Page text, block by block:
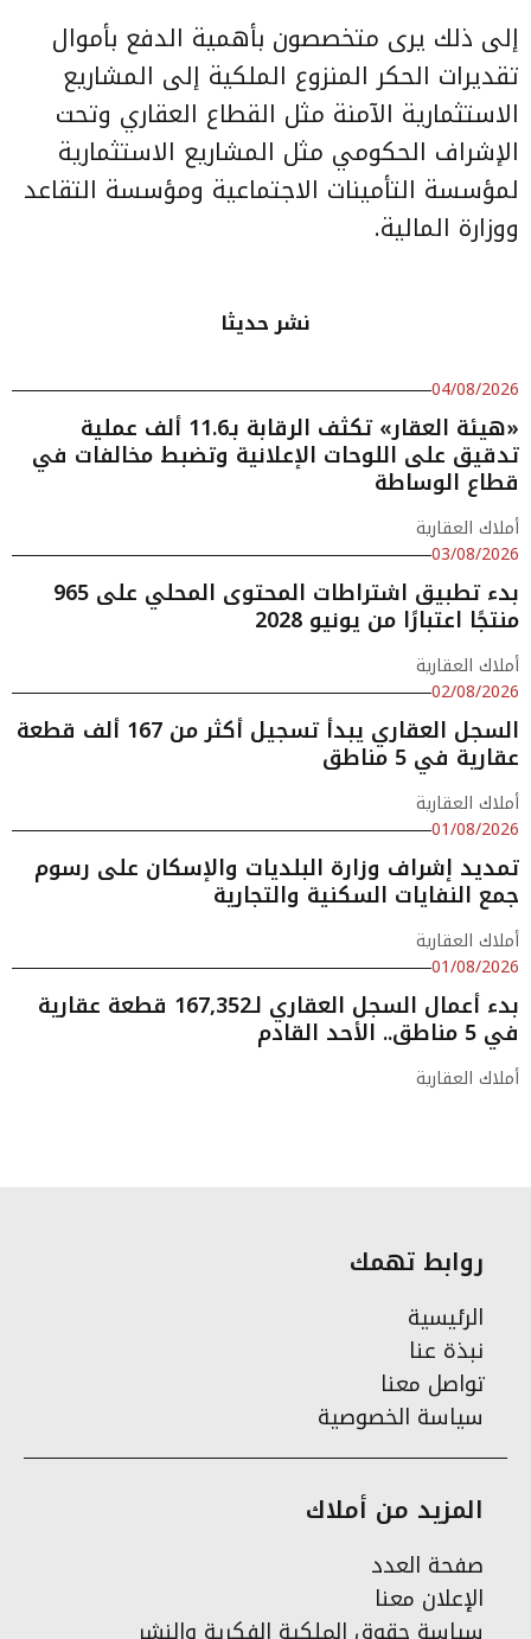
إلى ذلك يرى متخصصون بأهمية الدفع بأموال
تقديرات الحكر المنزوع الملكية إلى المشاريع
الاستثمارية الآمنة مثل القطاع العقاري وتحت
الإشراف الحكومي مثل المشاريع الاستثمارية
لمؤسسة التأمينات الاجتماعية ومؤسسة التقاعد
ووزارة المالية.
نشر حديثا
04/08/2026
«هيئة العقار» تكثف الرقابة بـ11.6 ألف عملية
تدقيق على اللوحات الإعلانية وتضبط مخالفات في
قطاع الوساطة
أملاك العقارية
03/08/2026
بدء تطبيق اشتراطات المحتوى المحلي على 965
منتجًا اعتبارًا من يونيو 2028
أملاك العقارية
02/08/2026
السجل العقاري يبدأ تسجيل أكثر من 167 ألف قطعة
عقارية في 5 مناطق
أملاك العقارية
01/08/2026
تمديد إشراف وزارة البلديات والإسكان على رسوم
جمع النفايات السكنية والتجارية
أملاك العقارية
01/08/2026
بدء أعمال السجل العقاري لـ167,352 قطعة عقارية
في 5 مناطق.. الأحد القادم
أملاك العقارية
روابط تهمك
الرئيسية
نبذة عنا
تواصل معنا
سياسة الخصوصية
المزيد من أملاك
صفحة العدد
الإعلان معنا